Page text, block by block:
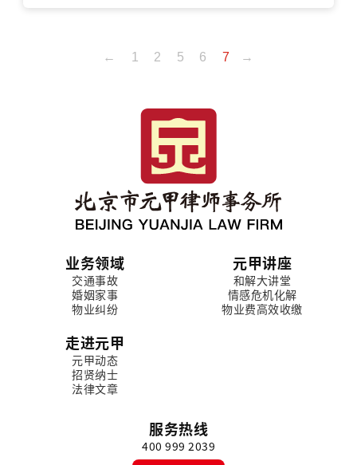
← 1 2 5 6 7 →
业务领域
交通事故
婚姻家事
物业纠纷
元甲讲座
和解大讲堂
情感危机化解
物业费高效收缴
走进元甲
元甲动态
招贤纳士
法律文章
服务热线
400 999 2039